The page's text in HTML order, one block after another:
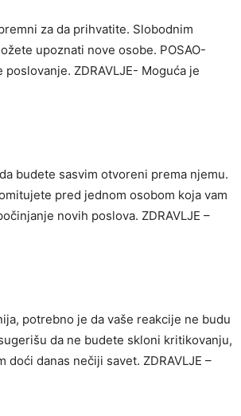
za da prihvatite. Slobodnim
upoznati nove osobe. POSAO-
ZDRAVLJE- Moguća je
budete sasvim otvoreni prema njemu.
pred jednom osobom koja vam
novih poslova. ZDRAVLJE –
potrebno je da vaše reakcije ne budu
da ne budete skloni kritikovanju,
danas nečiji savet. ZDRAVLJE –